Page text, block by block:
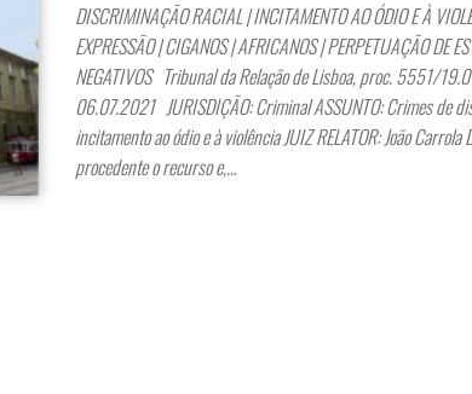
DISCRIMINAÇÃO RACIAL | INCITAMENTO AO ÓDIO E À
EXPRESSÃO | CIGANOS | AFRICANOS | PERPETUAÇÃO DE
NEGATIVOS Tribunal da Relação de Lisboa, proc. 5551/
06.07.2021 JURISDIÇÃO: Criminal ASSUNTO: Crimes de
incitamento ao ódio e à violência JUIZ RELATOR: João Carrola
procedente o recurso e,…